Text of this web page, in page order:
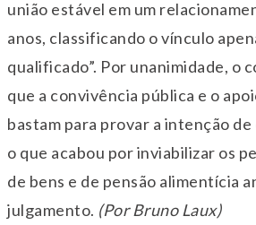
união estável em um
anos, classificando o vínculo
qualificado”. Por unanimidade, o
que a convivência pública e o
bastam para provar a intenção
o que acabou por inviabilizar os
de bens e de pensão alimentícia
julgamento. (Por Bruno Laux)